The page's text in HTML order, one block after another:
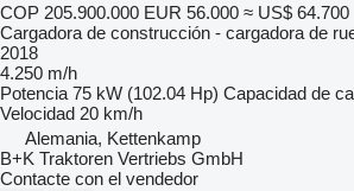
COP 205.900.000 EUR 56.000 ≈ US$ 64.700
Cargadora de construcción - cargadora de
2018
4.250 m/h
Potencia 75 kW (102.04 Hp) Capacidad de
Velocidad 20 km/h
Alemania, Kettenkamp
B+K Traktoren Vertriebs GmbH
Contacte con el vendedor